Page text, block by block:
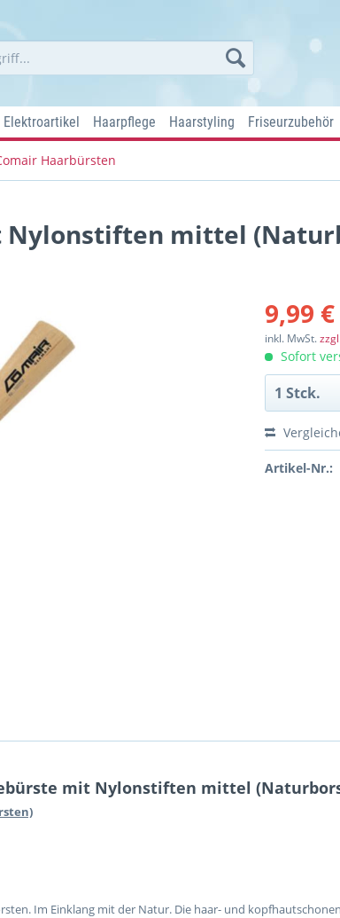
Elektroartikel Haarpflege Haarstyling Friseurzubehör
Haarbürsten
Nylonstiften mittel
9,99
inkl. MwSt.
Sofort
Artikel-Nr.:
mit Nylonstiften mittel
Im Einklang mit der Natur. Die haar- und